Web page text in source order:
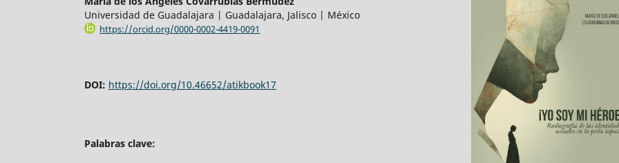
Universidad de Guadalajara | Guadalajara, Jalisco | México
https://orcid.org/0000-0002-4419-0091
DOI: https://doi.org/10.46652/atikbook17
Palabras clave: